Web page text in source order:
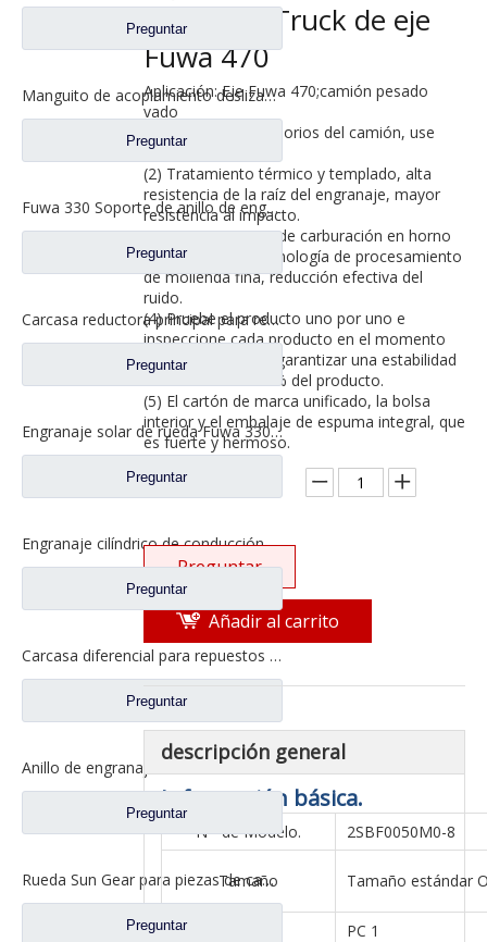
Preguntar
Manguito de acoplamiento deslizante entre ejes para repuestos de camiones de eje Fuwa 330 BF0044M0-1
Preguntar
Fuwa 330 Soporte de anillo de engranaje interno para Fuwa 330 Axle Ford Truck Repuestos FC0040M0-8
Preguntar
Carcasa reductora principal para repuestos de camiones Ford con eje Fuwa 2SBA0001A0-7
Preguntar
Engranaje solar de rueda Fuwa 330 para piezas de camión Fuwa BN0407B0-3
Preguntar
Engranaje cilíndrico de conducción para piezas de camión Fuwa CD0043M0-9
Preguntar
Carcasa diferencial para repuestos de camión Ford con eje Fuwa 2SAY0001A1-1
Preguntar
Anillo de engranaje interno Fuwa 330 para Ford Truck Fuwa Axle Truck Repuestos CJ0040M0-2
Preguntar
Rueda Sun Gear para piezas de camión Fuwa DN0040M0-7
Preguntar
8 de Ford Truck de eje
Fuwa 470
Aplicación: Eje Fuwa 470;camión pesado
vado
(1) Productos accesorios del camión, use
material 20CrMmti.
(2) Tratamiento térmico y templado, alta
resistencia de la raíz del engranaje, mayor
resistencia al impacto.
(3) Procesamiento de carburación en horno
multipropósito, tecnología de procesamiento
de molienda fina, reducción efectiva del
ruido.
(4) Pruebe el producto uno por uno e
inspeccione cada producto en el momento
de la entrega para garantizar una estabilidad
de calidad del 100 % del producto.
(5) El cartón de marca unificado, la bolsa
interior y el embalaje de espuma integral, que
es fuerte y hermoso.
Cantidad:
Preguntar
Añadir al carrito
descripción general
Información básica.
N º de Modelo. 2SBF0050M0-8
Tamaño Tamaño estándar
PC 1